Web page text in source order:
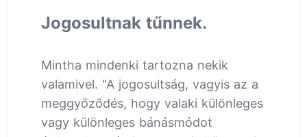
Jogosultnak tűnnek.
Mintha mindenki tartozna nekik
valamivel. "A jogosultság, vagyis az a
meggyőződés, hogy valaki különleges
vagy különleges bánásmódot